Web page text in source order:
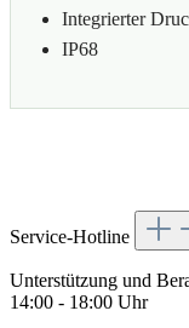
Integrierter
IP68
Service-Hotline
Unterstützung und
14:00 - 18:00 Uhr